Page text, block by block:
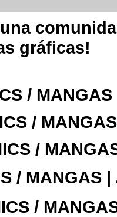
gráficas!
/
/
/
/ MANGAS |
/